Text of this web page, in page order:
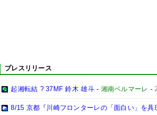
プレスリリース
起湘転結 ? 37MF 鈴木 雄斗- 湘南ベルマーレ -
8/15 京都『川崎フロンターレの「面白い」を